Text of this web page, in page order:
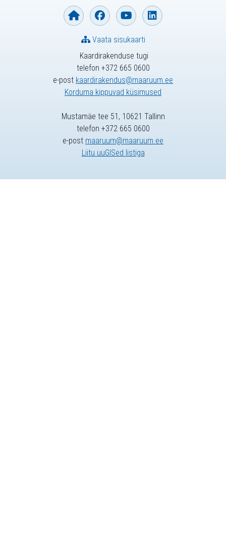
Kaardirakenduse tugi
telefon +372 665 0600
e-post kaardirakendus@maaruum.ee
Korduma kippuvad küsimused
Vaata sisukaarti
Mustamäe tee 51, 10621 Tallinn
telefon +372 665 0600
e-post maaruum@maaruum.ee
Liitu uuGISed listiga